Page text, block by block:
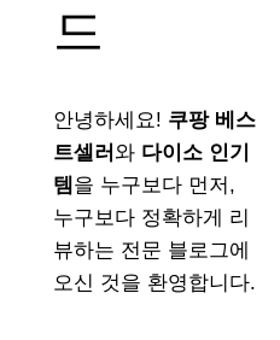
드
안녕하세요! 쿠팡 베스
트셀러 와 다이소 인기
템 을 누구보다 먼저,
누구보다 정확하게 리
뷰하는 전문 블로그에
오신 것을 환영합니다.